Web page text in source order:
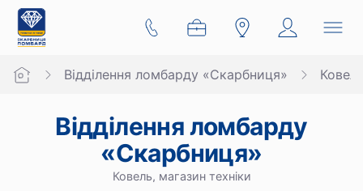
Відділення ломбарду «Скарбниця»
Відділення ломбарду
«Скарбниця»
Ковель, магазин техніки